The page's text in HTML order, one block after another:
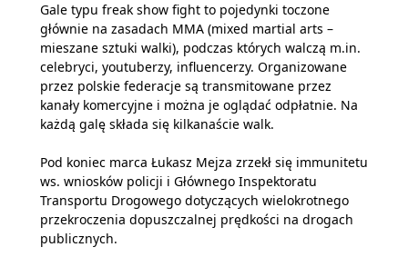
Gale typu freak show fight to pojedynki toczone
głównie na zasadach MMA (mixed martial arts –
mieszane sztuki walki), podczas których walczą m.in.
celebryci, youtuberzy, influencerzy. Organizowane
przez polskie federacje są transmitowane przez
kanały komercyjne i można je oglądać odpłatnie. Na
każdą galę składa się kilkanaście walk.
Pod koniec marca Łukasz Mejza zrzekł się immunitetu
ws. wniosków policji i Głównego Inspektoratu
Transportu Drogowego dotyczących wielokrotnego
przekroczenia dopuszczalnej prędkości na drogach
publicznych.